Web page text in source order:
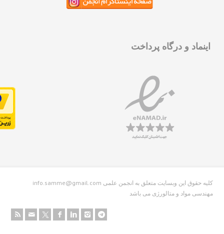
و درگاه پرداخت
info.samme@gmail.com کلیه حقوق این وبسایت متعلق به انجمن علمی
مواد و متالورژی می باشد